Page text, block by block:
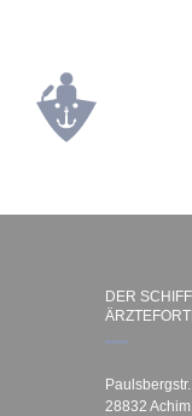
DER
28832 Achim